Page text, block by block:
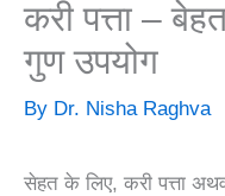
करी पत्ता –
गुण उपयोग
By Dr. Nisha Raghva
सेहत के लिए, करी पत्ता